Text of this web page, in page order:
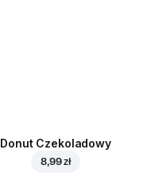
Donut Czekoladowy
8,99 zł